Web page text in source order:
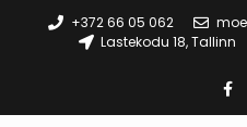
+372 66 05 062
Lastekodu 18, Tallinn